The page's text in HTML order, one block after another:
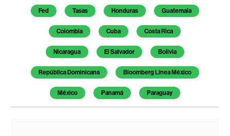
Fed Tasas Honduras Guatemala
Colombia Cuba Costa Rica
Nicaragua El Salvador Bolivia
República Dominicana Bloomberg Línea México
México Panamá Paraguay